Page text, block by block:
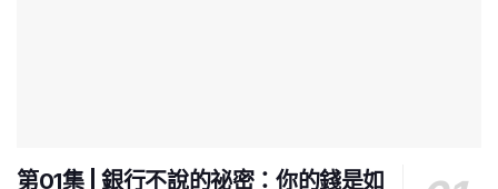
第01集 | 銀行不說的祕密：你的錢是如